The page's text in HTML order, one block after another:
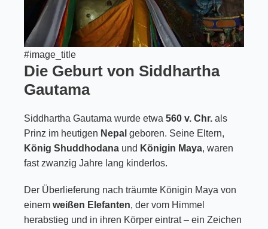
#image_title
Die Geburt von Siddhartha
Gautama
Siddhartha Gautama wurde etwa 560 v. Chr. als
Prinz im heutigen Nepal geboren. Seine Eltern,
König Shuddhodana und Königin Maya, waren
fast zwanzig Jahre lang kinderlos.
Der Überlieferung nach träumte Königin Maya von
einem weißen Elefanten, der vom Himmel
herabstieg und in ihren Körper eintrat – ein Zeichen